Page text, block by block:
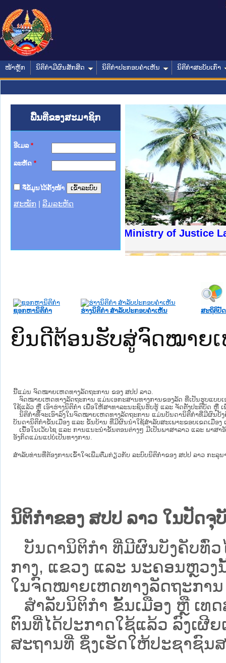
ໜ້າຫຼັກ ນິຕິກໍາມີຜົນສັກສິດ ນິຕິກໍາປະກອບຄໍາເຫັນ ນິຕິກໍາສະບັບເກົ່າ
ພື້ນທີ່ຂອງສະມາຊິກ
ອີເມລ *
ລະຫັດ *
ຈື່ຂໍ້ມູນໄວ້ຄັ້ງໜ້າ
ສະໝັກ ລືມລະຫັດ
Ministry of Justice Lao PDR
ຊາຊົນ ພາກເໜືອ
ການ
ກາງ
ກໃຕ້
ນຕຳຫຼວດປະຊາຊົນ
ສັນຕິບານປະຊາຊົນ
ກເໜືອ
ຊາຊົນ ພາກກາງ
ຊອກຫານິຕິກໍາ ຮ່າງນິຕິກໍາ ສໍາລັບປະກອບຄໍາເຫັນ ສະຖິຕິປັ
ຍິນດີຕ້ອນຮັບສູ່ຈົດໝາຍເ
ນີ້ແມ່ນ ຈົດໝາຍເຫດທາງລັດຖະການ ຂອງ ສປປ ລາວ.
ຈົດໝາຍເຫດທາງລັດຖະການ ແມ່ນ​ເອ​ກະ​ສານ​ທາງ​ການ​ຂອງ​ລັດ ທີ່​ເປັນ​ຮູບ​ແບບ​
ໃຊ້ແລ້ວ ຫຼື ເອົາຮ່າງນິຕິກໍາ ເພື່ອໃຫ້​ສາ​ທາ​ລະ​ນະ​ຊົນ​ຮັບ​ຮູ້ ແລະ ຈັດ​ຕັ້ງ​ປະ​ຕິ​ບັດ ຫຼື
ນິ​ຕິ​ກຳ​ທີ່​ຈະ​ເອົາ​ລົງ​ໃນ​ຈົດ​ໝາຍ​ເຫດ​ທາງ​ລັດ​ຖະ​ການ ​ແມ່ນ​ບັນ​ດາ​ນິ​ຕິ​ກຳ​ທີ່​ມີ​ຜົນ​ບັ
ບັນ​ດານິ​ຕິ​ກຳ​ຂັ້ນ​ເມືອງ ແລະ ຂັ້ນ​ບ້ານ ​ທີ່​ມີ​ຜົນ​ນຳ​ໃຊ້​ສຳ​ລັບ​ສະ​ເພາະ​ຂອບ​ເຂດ​ເມືອງ
ເນື້ອໃນ​ເວັບ​ໄຊ​ ແລະ ການແນະນໍາຂັ້ນຕອນຕ່າງໆ ມີເປັນພາສາລາວ ແລະ ພາສ
ອັງກິດແມ່ນແປບໍ່ເປັນທາງການ.
ສໍາລັບທ່ານທີ່ຕ້ອງການເຂົ້າໃຈເພີ່ມຕື່ມກ່ຽວກັບ ລະບົບນິຕິກຳຂອງ ສປປ ລາວ ກະລຸນ
ນິຕິກຳຂອງ ສປປ ລາວ ໃນປັດ
ບັນດານິຕິກໍາ ທີ່ມີຜົນບັງຄັບທົ່
ກາງ, ແຂວງ ແລະ ນະຄອນຫຼວ
ໃນຈົດໝາຍເຫດທາງລັດຖະການ
ສຳລັບນິ​ຕິ​ກຳ ຂັ້ນເມືອງ ຫຼື ເທ
ຕົນທີ່ໄດ້ປະກາດໃຊ້ແລ້ວ ລົງ​ເຜີ
ສະຖານທີ່ ຊຶ່ງເຮັດໃຫ້ປະຊາຊົນສ